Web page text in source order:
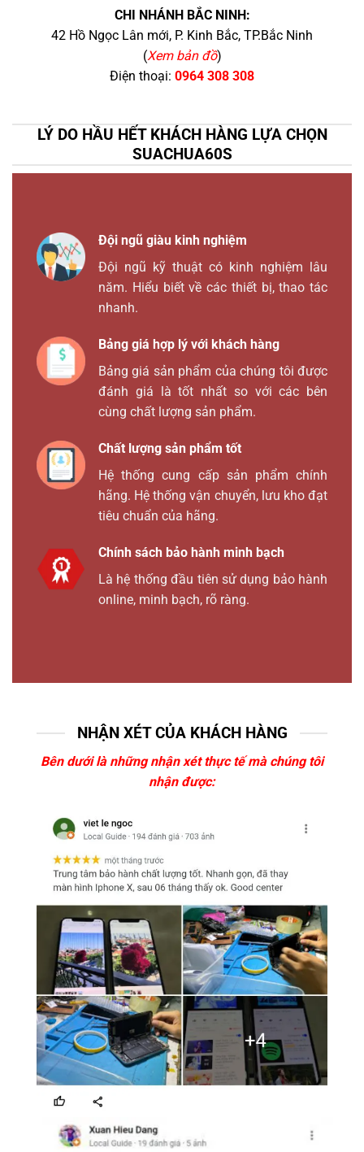
CHI NHÁNH BẮC NINH:
42 Hồ Ngọc Lân mới, P. Kinh Bắc, TP.Bắc Ninh
(Xem bản đồ)
Điện thoại: 0964 308 308
LÝ DO HẦU HẾT KHÁCH HÀNG LỰA CHỌN
SUACHUA60S
Đội ngũ giàu kinh nghiệm
Đội ngũ kỹ thuật có kinh nghiệm lâu
năm. Hiểu biết về các thiết bị, thao tác
nhanh.
Bảng giá hợp lý với khách hàng
Bảng giá sản phẩm của chúng tôi được
đánh giá là tốt nhất so với các bên
cùng chất lượng sản phẩm.
Chất lượng sản phẩm tốt
Hệ thống cung cấp sản phẩm chính
hãng. Hệ thống vận chuyển, lưu kho đạt
tiêu chuẩn của hãng.
Chính sách bảo hành minh bạch
Là hệ thống đầu tiên sử dụng bảo hành
online, minh bạch, rõ ràng.
NHẬN XÉT CỦA KHÁCH HÀNG
Bên dưới là những nhận xét thực tế mà chúng tôi
nhận được: